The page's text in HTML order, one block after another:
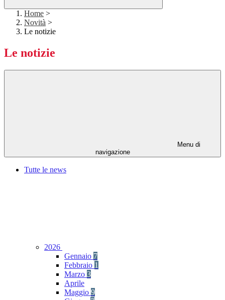
Home >
Novità >
Le notizie
Le notizie
Menu di
navigazione
Tutte le news
2026
Gennaio 7
Febbraio 1
Marzo 3
Aprile
Maggio 9